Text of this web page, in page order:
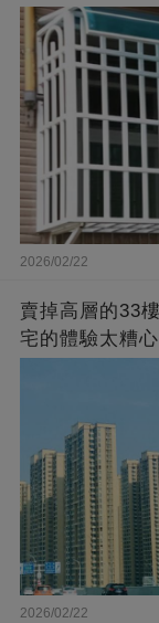
2026/02/22
賣掉高層的33
宅的體驗太糟心
2026/02/22